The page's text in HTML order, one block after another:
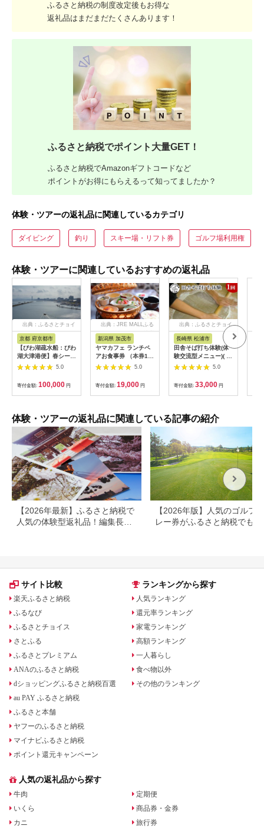
ふるさと納税の制度改定後もお得な
返礼品はまだまだたくさんあります！
ふるさと納税でポイント大量GET！
ふるさと納税でAmazonギフトコードなど
ポイントがお得にもらえるって知ってましたか？
体験・ツアーの返礼品に関連しているカテゴリ
ダイビング 釣り スキー場・リフト券 ゴルフ場利用権
体験・ツアーに関連しているおすすめの返礼品
出典：ふるさとチョイ
ス
京都 府京都市
【びわ湖疏水船：びわ
湖大津港便】春シーズ
ン先行予約権（２名様
分の乗船予約の権利）
5.0
寄付金額: 100,000 円
出典：JRE MALLふる
さと納税
新潟県 加茂市
ヤマカフェ ランチペ
アお食事券 （本券1枚
で2名様ご利用）北越
の小京都の老舗割烹
「山重」料亭ランチペ
アチケット加茂市 割
烹 山重
5.0
寄付金額: 19,000 円
出典：ふるさとチョイ
長崎県 松浦市
田舎そば打ち体験(体
験交流型メニュー)( 体
験 田舎 自然 松浦市
そば そば打ち )【D3-
5.0
寄付金額: 33,000 円
体験・ツアーの返礼品に関連している記事の紹介
【2026年最新】ふるさと納税で
人気の体験型返礼品！編集長お
【2026年版】人気のゴルフ
レー券がふるさと納税でもら
サイト比較
楽天ふるさと納税
ふるなび
ふるさとチョイス
さとふる
ふるさとプレミアム
ANAのふるさと納税
dショッピングふるさと納税百選
au PAY ふるさと納税
ふるさと本舗
ヤフーのふるさと納税
マイナビふるさと納税
ポイント還元キャンペーン
ランキングから探す
人気ランキング
還元率ランキング
家電ランキング
高額ランキング
一人暮らし
食べ物以外
その他のランキング
人気の返礼品から探す
牛肉
いくら
カニ
定期便
商品券・金券
旅行券